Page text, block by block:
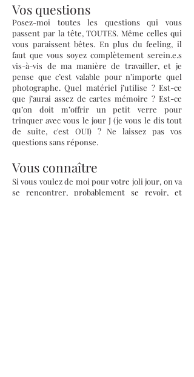
Vos questions
Posez-moi toutes les questions qui vous
passent par la tête, TOUTES. Même celles qui
vous paraissent bêtes. En plus du feeling, il
faut que vous soyez complètement serein.e.s
vis-à-vis de ma manière de travailler, et je
pense que c’est valable pour n’importe quel
photographe. Quel matériel j’utilise ? Est-ce
que j’aurai assez de cartes mémoire ? Est-ce
qu’on doit m’offrir un petit verre pour
trinquer avec vous le jour J (je vous le dis tout
de suite, c'est OUI) ? Ne laissez pas vos
questions sans réponse.
Vous connaître
Si vous voulez de moi pour votre joli jour, on va
se rencontrer, probablement se revoir, et